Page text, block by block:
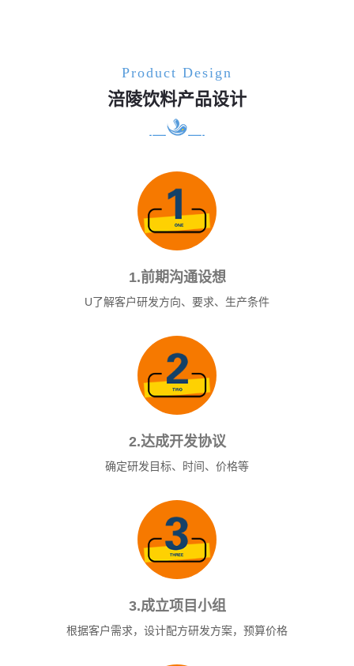
Product Design
涪陵饮料产品设计
1.前期沟通设想
U了解客户研发方向、要求、生产条件
2.达成开发协议
确定研发目标、时间、价格等
3.成立项目小组
根据客户需求，设计配方研发方案，预算价格